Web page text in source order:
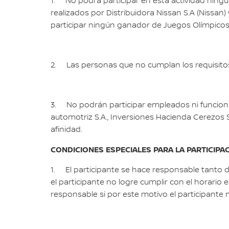
realizados por Distribuidora Nissan S.A
participar ningún ganador de Juegos
2. Las personas que no cumplan los
3. No podrán participar empleados ni
automotriz S.A., Inversiones Hacienda
afinidad.
CONDICIONES ESPECIALES PARA LA
1. El participante se hace responsable tanto
el participante no logre cumplir con el horario
responsable si por este motivo el participante